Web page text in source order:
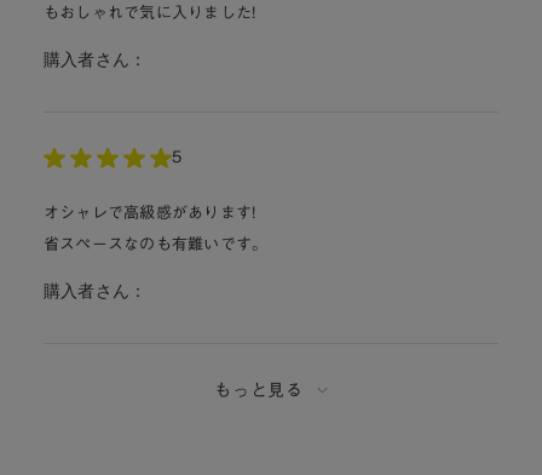
もおしゃれで気に入りました!
購入者さん：
5
オシャレで高級感があります!
省スペースなのも有難いです。
購入者さん：
もっと見る